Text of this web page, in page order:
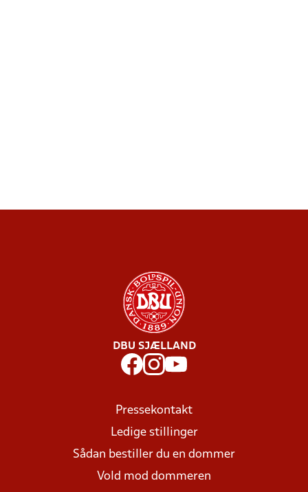
DBU SJÆLLAND
Pressekontakt
Ledige stillinger
Sådan bestiller du en dommer
Vold mod dommeren